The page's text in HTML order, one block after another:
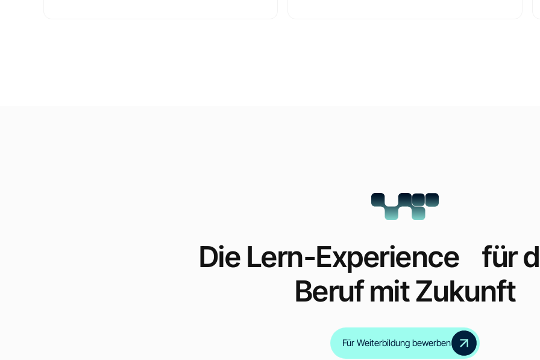
Die Lern-Experience für
Beruf mit Zukunft
Für Weiterbildung bewerben